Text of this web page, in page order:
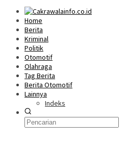
Home
Berita
Kriminal
Politik
Otomotif
Olahraga
Tag Berita
Berita Otomotif
Lainnya
Indeks